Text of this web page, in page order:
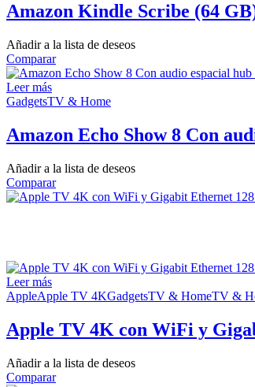
Amazon Kindle Scribe (64
Añadir a la lista de deseos
Comparar
Leer más
GadgetsTV & Home
Amazon Echo Show 8 Con
Añadir a la lista de deseos
Comparar
Leer más
AppleApple TV 4KGadgetsTV & HomeTV &
Apple TV 4K con WiFi y
Añadir a la lista de deseos
Comparar